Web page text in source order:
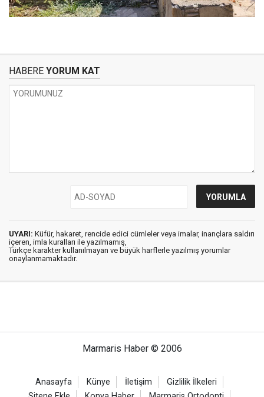
HABERE YORUM KAT
UYARI: Küfür, hakaret, rencide edici cümleler veya imalar, inançlara saldırı
içeren, imla kuralları ile yazılmamış,
Türkçe karakter kullanılmayan ve büyük harflerle yazılmış yorumlar
onaylanmamaktadır.
Marmaris Haber © 2006
Anasayfa Künye İletişim
Gizlilik İlkeleri